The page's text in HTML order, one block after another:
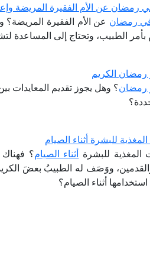
رمضان عن الأم الفقيرة المريضة
في رمضان عن الأم الفقيرة المريضة؟
الطبيب، وتحتاج إلى المساعدة
رمضان الكريم
رمضان؟ وهل يجوز تقديم المعايدات بين
للبشرة أثناء الصيام
للبشرة أثناء الصيام؟
ووَصَف له الطبيبُ بعضَ
أثناء الصيام؟